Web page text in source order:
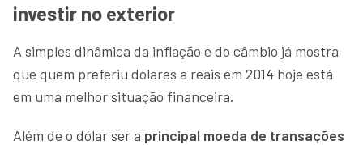
investir no exterior
A simples dinâmica da inflação e do câmbio já mostra
que quem preferiu dólares a reais em 2014 hoje está
em uma melhor situação financeira.
Além de o dólar ser a principal moeda de transações